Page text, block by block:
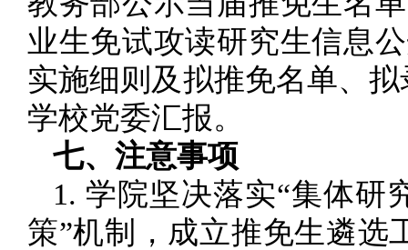
业生免试攻读研究生信息
实施细则及拟推免名单、
学校党委汇报。
七、注意事项
1. 学院坚决落实“集体研
策”机制，成立推免生遴选